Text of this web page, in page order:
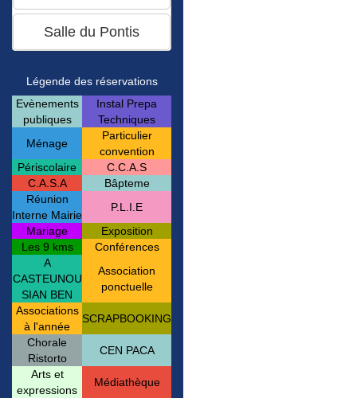
Légende des réservations
Evènements
publiques
Instal Prepa
Techniques
Ménage
Particulier
convention
Périscolaire
C.C.A.S
C.A.S.A
Bâpteme
Réunion
Interne Mairie
P.L.I.E
Mariage
Exposition
Les 9 kms
Conférences
A
CASTEUNOU
SIAN BEN
Association
ponctuelle
Associations
à l'année
SCRAPBOOKING
Chorale
Ristorto
CEN PACA
Arts et
expressions
Médiathèque